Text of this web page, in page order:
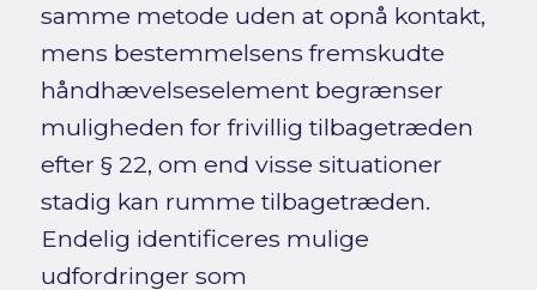
samme metode uden at opnå kontakt,
mens bestemmelsens fremskudte
håndhævelseselement begrænser
muligheden for frivillig tilbagetræden
efter § 22, om end visse situationer
stadig kan rumme tilbagetræden.
Endelig identificeres mulige
udfordringer som